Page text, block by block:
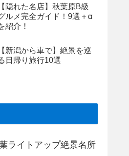
【隠れた名店】秋葉原B級
ルメ完全ガイド！9選＋α
紹介！
【新潟から車で】絶景を巡
日帰り旅行10選
ライトアップ絶景名所